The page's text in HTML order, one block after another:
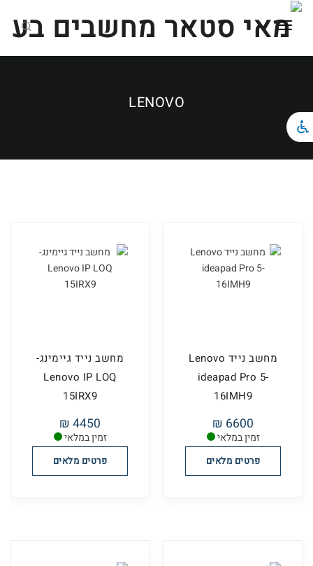
ראשי
מחשבים ניידים
מחשבים נייחים וגיימינג
LENOVO
זמין במלאי
מחשב נייד Lenovo
ideapad Pro 5-
16IMH9
6600 ₪
פרטים מלאים
זמין במלאי
מחשב נייד גיימינג-
Lenovo IP LOQ
15IRX9
4450 ₪
פרטים מלאים